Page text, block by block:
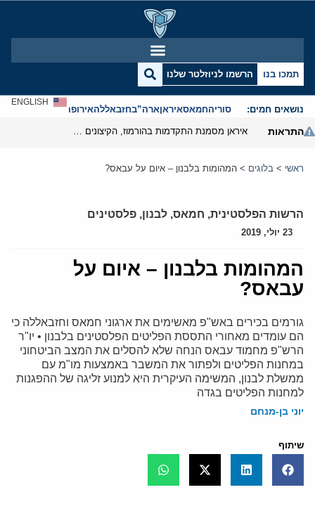
תמכו בנו הרשמו לניוזלטר שלנו
נושאים חמים: סוריהחמאסאיראןארה”בחזבאללהאירופהאנטישמיות
ENGLISH
התראות
ראשי > בלוגים > המהומות בלבנון – איום על עבאס?
הרשות הפלסטינית, חמאס, לבנון, פלסטינים
23 יולי, 2019
המהומות בלבנון – איום על
עבאס?
גורמים בכירים באש"פ מאשימים את ארגוני חמאס וחזבאללה כי
הם עומדים מאחורי התססת הפליטים הפלסטינים בלבנון • יו"ר
הרש"פ מחמוד עבאס הנחה שלא להסלים את המצב הביטחוני
במחנות הפליטים ולפתור את המשבר באמצעות מו"מ עם
ממשלת לבנון, המשימה העיקרית היא למנוע זליגה של ההפגנות
למחנות הפליטים בגדה
יוני בן-מנחם
שיתוף